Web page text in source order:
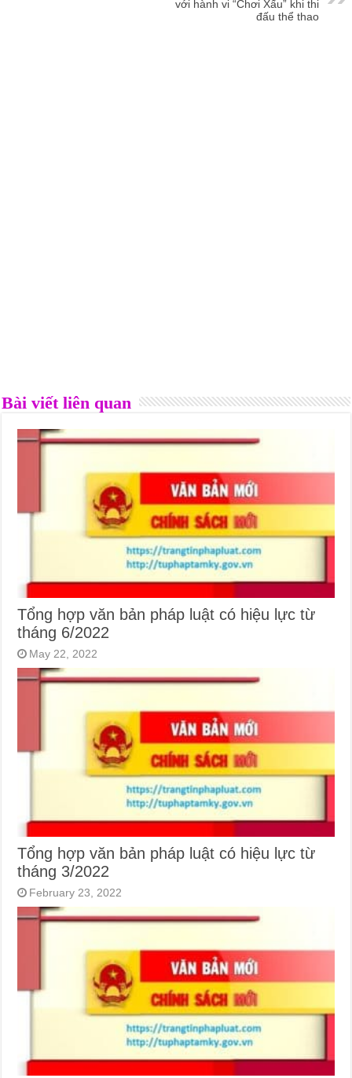
với hành vi “Chơi Xấu” khi thi
đấu thể thao
Bài viết liên quan
Tổng hợp văn bản pháp luật có hiệu lực từ
tháng 6/2022
May 22, 2022
Tổng hợp văn bản pháp luật có hiệu lực từ
tháng 3/2022
February 23, 2022